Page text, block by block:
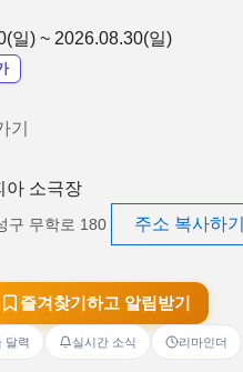
일) ~ 2026.08.30(일)
기
아 소극장
구 무학로 180 주소 복사하기
즐겨찾기하고 알림받기
달력 실시간 소식 리마인더